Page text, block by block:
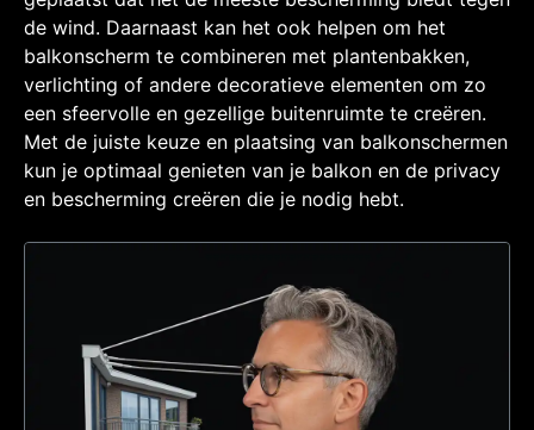
de wind. Daarnaast kan het ook helpen om het
balkonscherm te combineren met plantenbakken,
verlichting of andere decoratieve elementen om zo
een sfeervolle en gezellige buitenruimte te creëren.
Met de juiste keuze en plaatsing van balkonschermen
kun je optimaal genieten van je balkon en de privacy
en bescherming creëren die je nodig hebt.